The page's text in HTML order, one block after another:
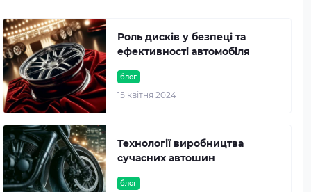
блог
15 квітня 2024
Роль дисків у безпеці та
ефективності автомобіля
блог
Технології виробництва
сучасних автошин